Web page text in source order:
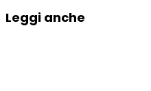
Leggi anche